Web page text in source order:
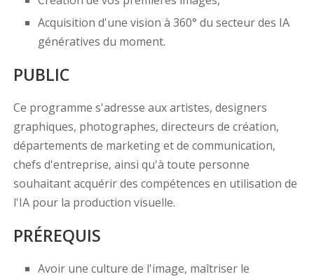
Acquisition d'une vision à 360° du secteur des IA
génératives du moment.
PUBLIC
Ce programme s'adresse aux artistes, designers
graphiques, photographes, directeurs de création,
départements de marketing et de communication,
chefs d'entreprise, ainsi qu'à toute personne
souhaitant acquérir des compétences en utilisation de
l'IA pour la production visuelle.
PRÉREQUIS
Avoir une culture de l'image, maîtriser le